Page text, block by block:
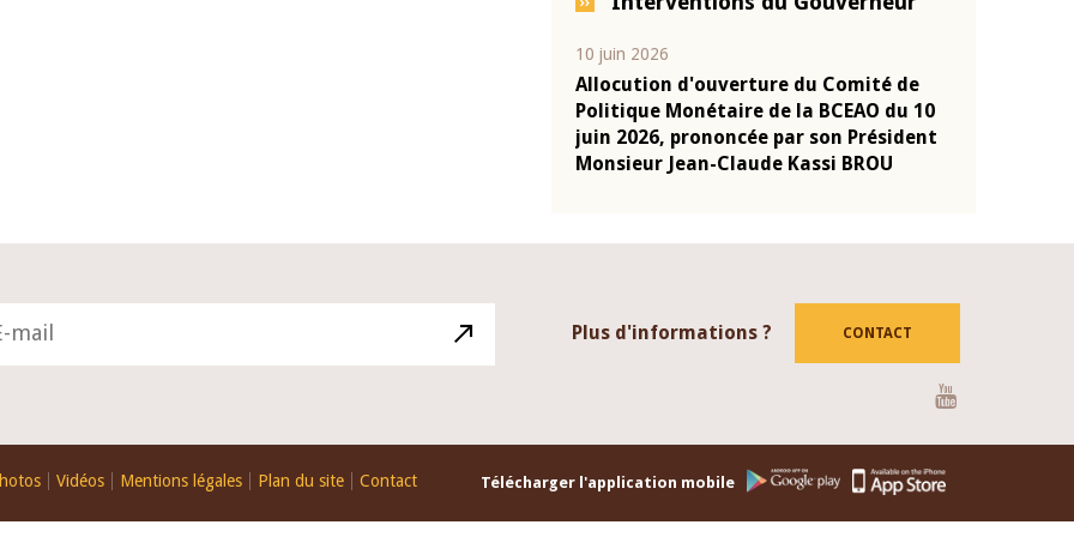
Politique Monétaire de la BCEAO du 10
juin 2026, prononcée par son Président
04 mars 2026
Allocution d'ouverture du Comité de
Politique Monétaire de la BCEAO du 4
mars 2026, prononcée par son Président
Monsieur Jean-Claude Kassi BROU
Plus d'informations ? CONTACT
Vidéos Mentions légales Plan du site Contact Télécharger l'application mobile